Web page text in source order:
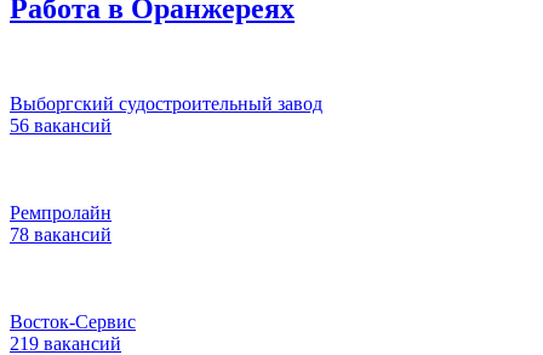
Работа в Оранжереях
Выборгский судостроительный завод
56 вакансий
Ремпролайн
78 вакансий
Восток-Сервис
219 вакансий